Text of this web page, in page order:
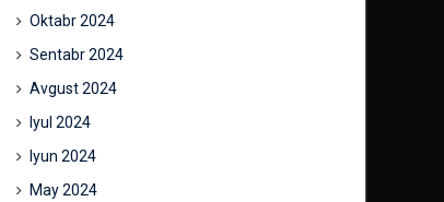
Oktabr 2024
Sentabr 2024
Avgust 2024
Iyul 2024
Iyun 2024
May 2024